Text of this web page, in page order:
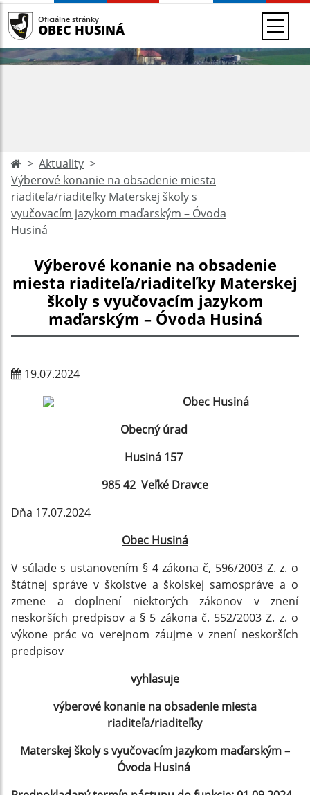
Oficiálne stránky
OBEC HUSINÁ
Aktuality
Výberové konanie na obsadenie miesta
riaditeľa/riaditeľky Materskej školy s
vyučovacím jazykom maďarským – Óvoda
Husiná
Výberové konanie na obsadenie
miesta riaditeľa/riaditeľky Materskej
školy s vyučovacím jazykom
maďarským – Óvoda Husiná
19.07.2024
Obec Husiná
Obecný úrad
Husiná 157
985 42 Veľké Dravce
Dňa 17.07.2024
Obec Husiná
V súlade s ustanovením § 4 zákona č, 596/2003 Z. z. o
štátnej správe v školstve a školskej samospráve a o
zmene a doplnení niektorých zákonov v znení
neskorších predpisov a § 5 zákona č. 552/2003 Z. z. o
výkone prác vo verejnom záujme v znení neskorších
predpisov
vyhlasuje
výberové konanie na obsadenie miesta
riaditeľa/riaditeľky
Materskej školy s vyučovacím jazykom maďarským –
Óvoda Husiná